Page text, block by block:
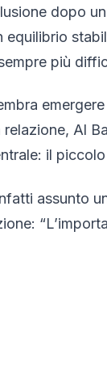
dopo
più
Al
il
assunto